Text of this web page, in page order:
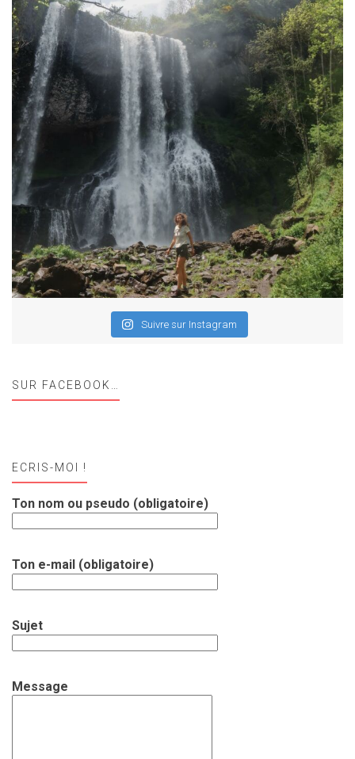
Suivre sur Instagram
SUR FACEBOOK…
ECRIS-MOI !
Ton nom ou pseudo (obligatoire)
Ton e-mail (obligatoire)
Sujet
Message